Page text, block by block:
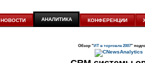
НОВОСТИ АНАЛИТИКА КОНФЕРЕНЦИИ
Обзор "ИТ в торговле 2007"